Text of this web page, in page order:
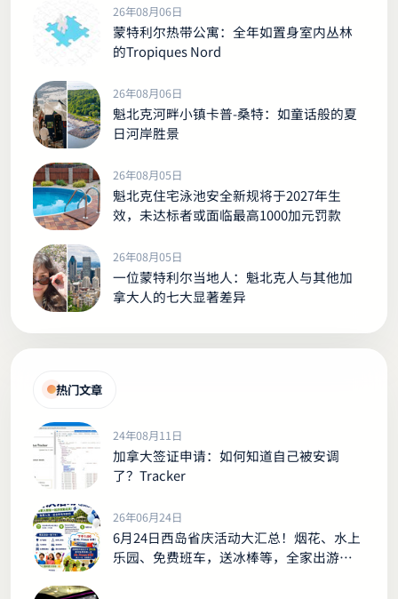
26年08月06日
蒙特利尔热带公寓：全年如置身室内丛林
的Tropiques Nord
26年08月06日
魁北克河畔小镇卡普-桑特：如童话般的夏
日河岸胜景
26年08月05日
魁北克住宅泳池安全新规将于2027年生
效，未达标者或面临最高1000加元罚款
26年08月05日
一位蒙特利尔当地人：魁北克人与其他加
拿大人的七大显著差异
热门文章
24年08月11日
加拿大签证申请：如何知道自己被安调
了？Tracker
26年06月24日
6月24日西岛省庆活动大汇总！烟花、水上
乐园、免费班车，送冰棒等，全家出游别